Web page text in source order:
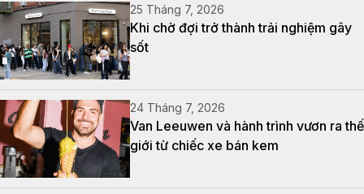
25 Tháng 7, 2026
Khi chờ đợi trở thành trải nghiệm gây
sốt
24 Tháng 7, 2026
Van Leeuwen và hành trình vươn ra thế
giới từ chiếc xe bán kem